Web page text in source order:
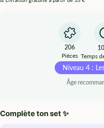
206
Pièces Temps
Niveau 4 :
Âge
Complète ton set ✨